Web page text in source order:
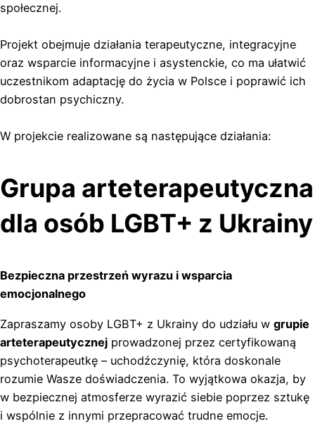
społecznej.
Projekt obejmuje działania terapeutyczne, integracyjne
oraz wsparcie informacyjne i asystenckie, co ma ułatwić
uczestnikom adaptację do życia w Polsce i poprawić ich
dobrostan psychiczny.
W projekcie realizowane są następujące działania:
Grupa arteterapeutyczna
dla osób LGBT+ z Ukrainy
Bezpieczna przestrzeń wyrazu i wsparcia
emocjonalnego
Zapraszamy osoby LGBT+ z Ukrainy do udziału w grupie
arteterapeutycznej prowadzonej przez certyfikowaną
psychoterapeutkę – uchodźczynię, która doskonale
rozumie Wasze doświadczenia. To wyjątkowa okazja, by
w bezpiecznej atmosferze wyrazić siebie poprzez sztukę
i wspólnie z innymi przepracować trudne emocje.